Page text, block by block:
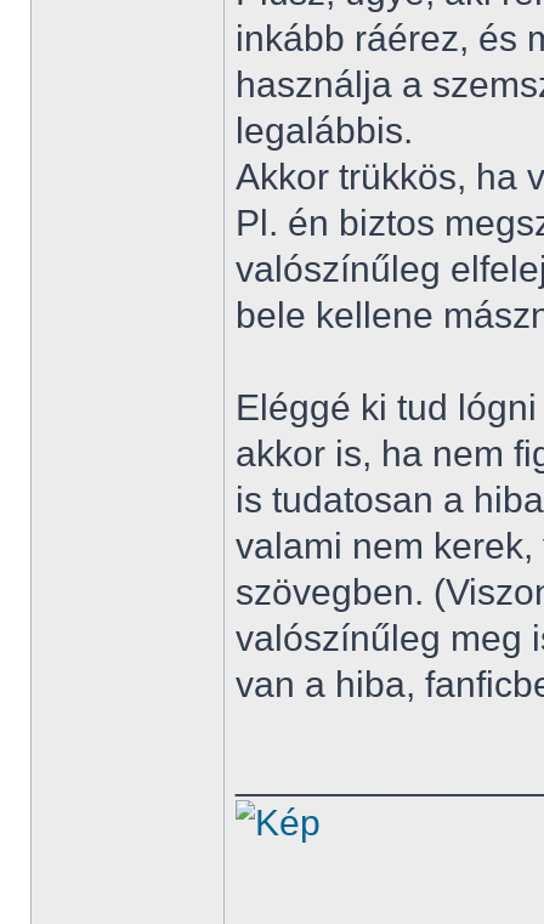
inkább ráérez, és
használja a
legalábbis.
Akkor trükkös, ha
Pl. én biztos
valószínűleg
bele kellene
Eléggé ki tud
akkor is, ha nem
is tudatosan a
valami nem
szövegben.
valószínűleg meg
van a hiba,